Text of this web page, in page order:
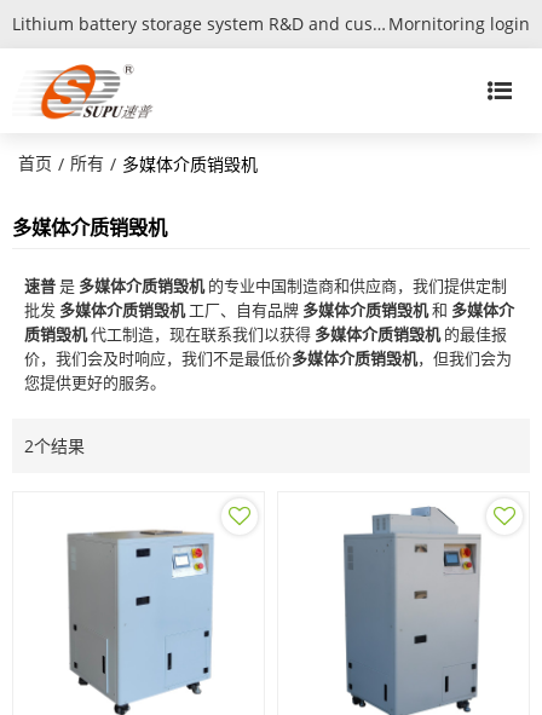
Lithium battery storage system R&D and customization expert Mornitoring login
首页 / 所有 / 多媒体介质销毁机
多媒体介质销毁机
速普是 多媒体介质销毁机的专业中国制造商和供应商，我们提供定制
批发 多媒体介质销毁机工厂、自有品牌 多媒体介质销毁机和 多媒体介
质销毁机代工制造，现在联系我们以获得 多媒体介质销毁机的最佳报
价，我们会及时响应，我们不是最低价多媒体介质销毁机，但我们会为
您提供更好的服务。
2个结果